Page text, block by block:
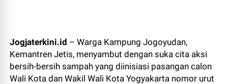
Jogjaterkini.id – Warga Kampung Jogoyudan,
Kemantren Jetis, menyambut dengan suka cita aksi
bersih-bersih sampah yang diinisiasi pasangan calon
Wali Kota dan Wakil Wali Kota Yogyakarta nomor urut